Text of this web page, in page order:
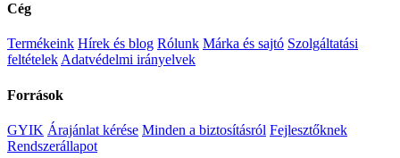
Cég
Termékeink Hírek és blog Rólunk Márka és sajtó Szolgáltatási
feltételekAdatvédelmi irányelvek
Források
GYIK Árajánlat kérése Minden a biztosításról Fejlesztőknek
Rendszerállapot